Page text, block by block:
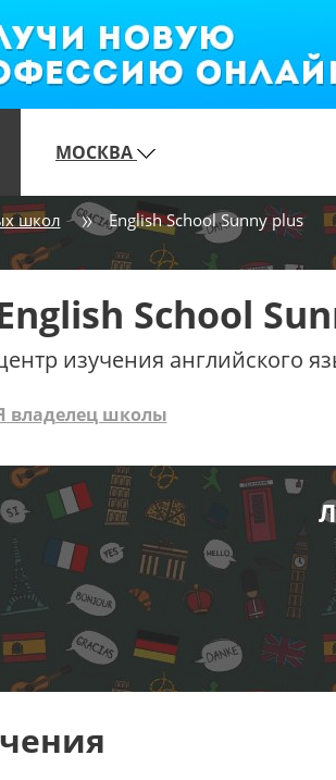
МОСКВА
школ English School Sunny plus
School
изучения английского
владелец школы